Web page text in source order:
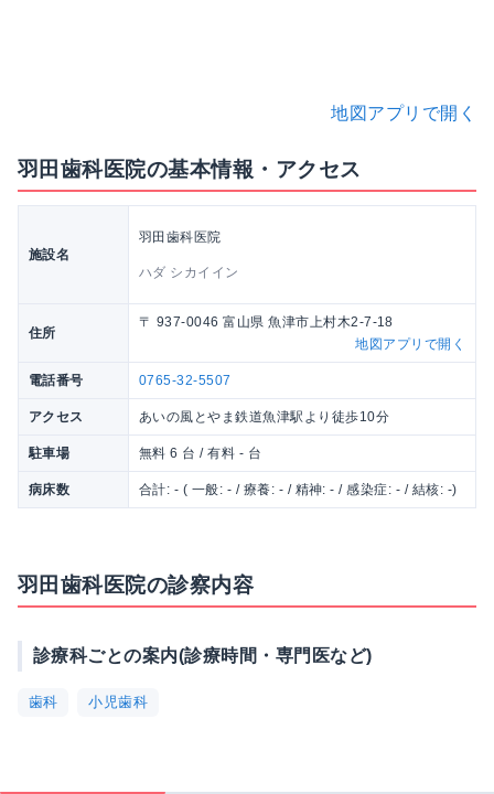
地図アプリで開く
羽田歯科医院の基本情報・アクセス
施設名
羽田歯科医院
ハダ シカイイン
住所
〒 937-0046 富山県 魚津市上村木2-7-18
地図アプリで開く
電話番号 0765-32-5507
アクセス あいの風とやま鉄道魚津駅より徒歩10分
駐車場 無料 6 台 / 有料 - 台
病床数 合計: - ( 一般: - / 療養: - / 精神: - / 感染症: - / 結核: -)
羽田歯科医院の診察内容
診療科ごとの案内(診療時間・専門医など)
歯科 小児歯科